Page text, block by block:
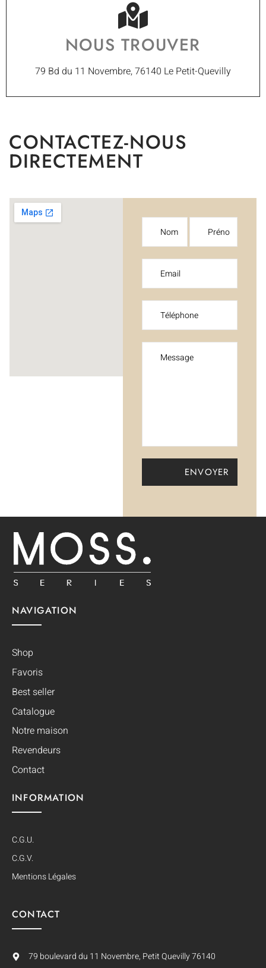
NOUS TROUVER
79 Bd du 11 Novembre, 76140 Le Petit-Quevilly
CONTACTEZ-NOUS
DIRECTEMENT
NAVIGATION
Shop
Favoris
Best seller
Catalogue
Notre maison
Revendeurs
Contact
INFORMATION
C.G.U.
C.G.V.
Mentions Légales
CONTACT
79 boulevard du 11 Novembre, Petit Quevilly 76140